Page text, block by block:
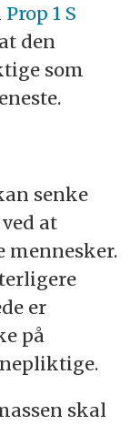
Prop 1 S
den
som
senke
at
mennesker.
er
på
skal